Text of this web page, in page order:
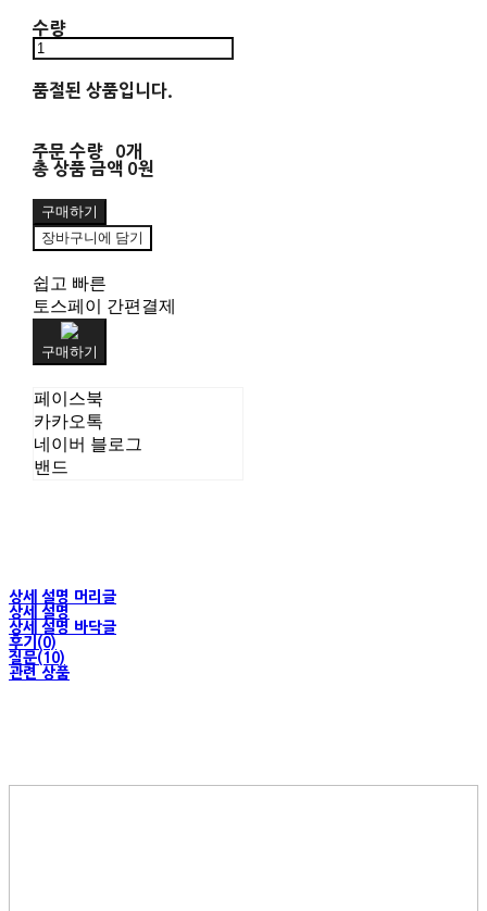
수량
품절된 상품입니다.
주문 수량
0개
총 상품 금액 0원
구매하기
장바구니에 담기
쉽고 빠른
토스페이 간편결제
구매하기
페이스북
카카오톡
네이버 블로그
밴드
상세 설명 머리글
상세 설명
상세 설명 바닥글
후기(0)
질문(10)
관련 상품